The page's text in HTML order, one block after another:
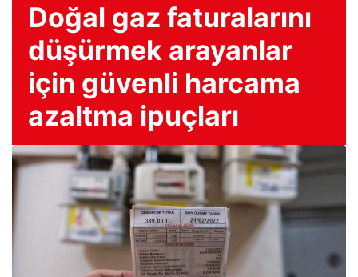
Doğal gaz faturalarını
düşürmek arayanlar
için güvenli harcama
azaltma ipuçları